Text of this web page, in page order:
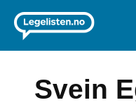
Svein